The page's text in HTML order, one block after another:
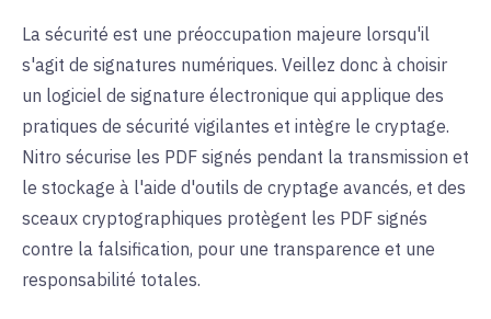
La sécurité est une préoccupation majeure lorsqu'il
s'agit de signatures numériques. Veillez donc à choisir
un logiciel de signature électronique qui applique des
pratiques de sécurité vigilantes et intègre le cryptage.
Nitro sécurise les PDF signés pendant la transmission et
le stockage à l'aide d'outils de cryptage avancés, et des
sceaux cryptographiques protègent les PDF signés
contre la falsification, pour une transparence et une
responsabilité totales.